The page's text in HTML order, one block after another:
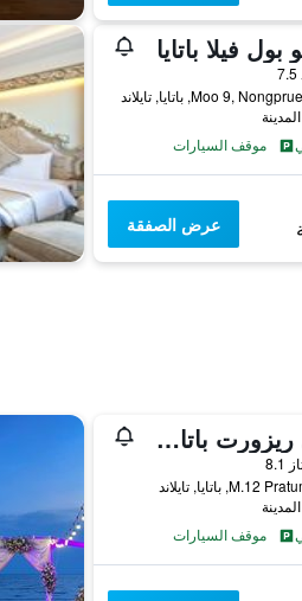
فيلا باتايا
موقف السيارات
عرض الصفقة
ذا سانكتواري ريزورت باتاي، بي دبليو سيجنيتشر كوليكشن
موقف السيارات